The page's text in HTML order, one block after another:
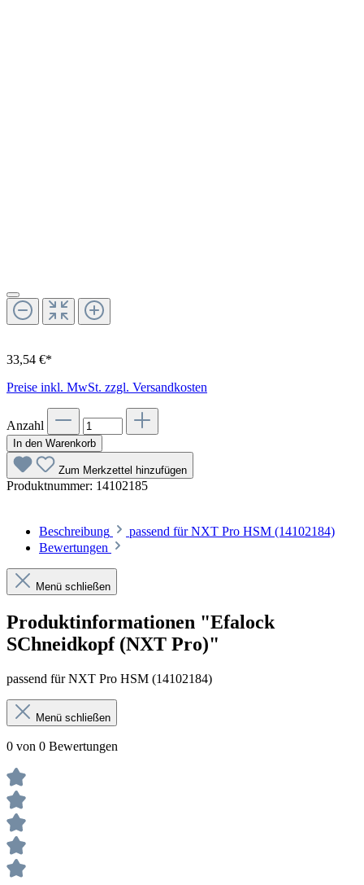
33,54 €*
Preise inkl. MwSt. zzgl. Versandkosten
Anzahl
In den Warenkorb
Zum Merkzettel hinzufügen
Produktnummer: 14102185
Beschreibung
passend für NXT Pro HSM (14102184)
Bewertungen
Menü schließen
Produktinformationen "Efalock
SChneidkopf (NXT Pro)"
passend für NXT Pro HSM (14102184)
Menü schließen
0 von 0 Bewertungen